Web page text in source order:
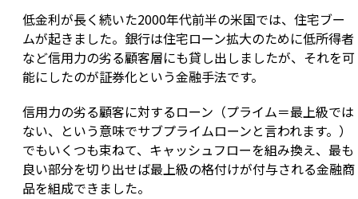
低金利が長く続いた2000年代前半の米国では、住宅ブー
ムが起きました。銀行は住宅ローン拡大のために低所得者
など信用力の劣る顧客層にも貸し出しましたが、それを可
能にしたのが証券化という金融手法です。
信用力の劣る顧客に対するローン（プライム＝最上級では
ない、という意味でサブプライムローンと言われます。）
でもいくつも束ねて、キャッシュフローを組み換え、最も
良い部分を切り出せば最上級の格付けが付与される金融商
品を組成できました。